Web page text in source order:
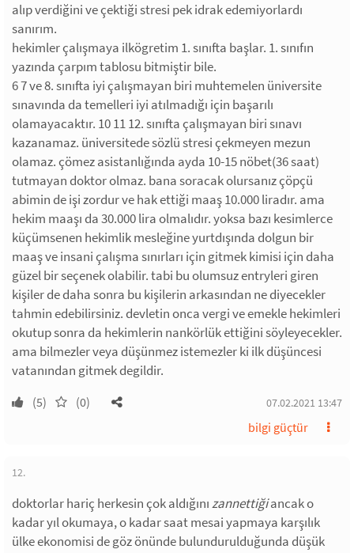
alıp verdiğini ve çektiği stresi pek idrak edemiyorlardı
sanırım.
hekimler çalışmaya ilkögretim 1. sınıfta başlar. 1. sınıfın
yazında çarpım tablosu bitmiştir bile.
6 7 ve 8. sınıfta iyi çalışmayan biri muhtemelen üniversite
sınavında da temelleri iyi atılmadığı için başarılı
olamayacaktır. 10 11 12. sınıfta çalışmayan biri sınavı
kazanamaz. üniversitede sözlü stresi çekmeyen mezun
olamaz. çömez asistanlığında ayda 10-15 nöbet(36 saat)
tutmayan doktor olmaz. bana soracak olursanız çöpçü
abimin de işi zordur ve hak ettiği maaş 10.000 liradır. ama
hekim maaşı da 30.000 lira olmalıdır. yoksa bazı kesimlerce
küçümsenen hekimlik mesleğine yurtdışında dolgun bir
maaş ve insani çalışma sınırları için gitmek kimisi için daha
güzel bir seçenek olabilir. tabi bu olumsuz entryleri giren
kişiler de daha sonra bu kişilerin arkasından ne diyecekler
tahmin edebilirsiniz. devletin onca vergi ve emekle hekimleri
okutup sonra da hekimlerin nankörlük ettiğini söyleyecekler.
ama bilmezler veya düşünmez istemezler ki ilk düşüncesi
vatanından gitmek degildir.
(5) (0) 07.02.2021 13:47
bilgi güçtür
12.
doktorlar hariç herkesin çok aldığınızannettiğiancak o
kadar yıl okumaya, o kadar saat mesai yapmaya karşılık
ülke ekonomisi de göz önünde bulundurulduğunda düşük